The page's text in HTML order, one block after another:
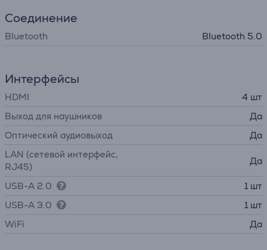
Соединение
Bluetooth Bluetooth 5.0
Интерфейсы
HDMI
4 шт
Выход для наушников
Да
Оптический аудиовыход
Да
LAN (сетевой интерфейс,
RJ45)
Да
USB-A 2.0
1 шт
USB-A 3.0
1 шт
WiFi
Да